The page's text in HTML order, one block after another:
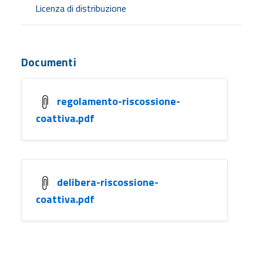
Licenza di distribuzione
Documenti
regolamento-riscossione-
coattiva.pdf
delibera-riscossione-
coattiva.pdf